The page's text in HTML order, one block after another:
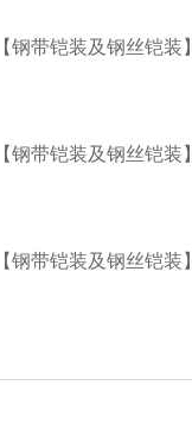
带铠装及钢丝铠装】
带铠装及钢丝铠装】
带铠装及钢丝铠装】